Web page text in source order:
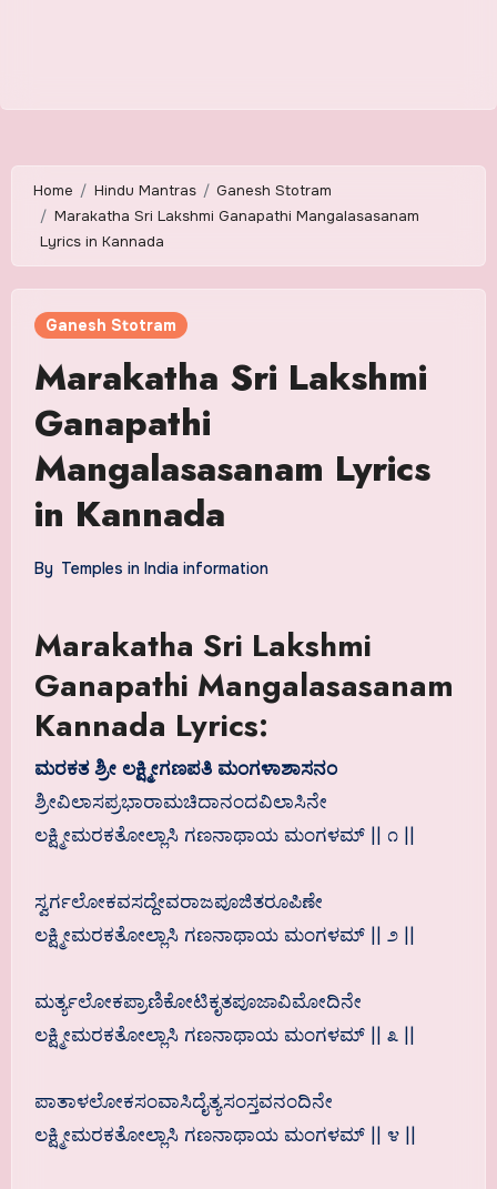
Home Hindu Mantras
Ganesh Stotram
Marakatha Sri Lakshmi Ganapathi Mangalasasanam
Lyrics in Kannada
Ganesh Stotram
Marakatha Sri Lakshmi
Ganapathi
Mangalasasanam Lyrics
in Kannada
By Temples in India information
Marakatha Sri Lakshmi
Ganapathi Mangalasasanam
Kannada Lyrics:
ಮರಕತ ಶ್ರೀ ಲಕ್ಷ್ಮೀಗಣಪತಿ ಮಂಗಳಾಶಾಸನಂ
ಶ್ರೀವಿಲಾಸಪ್ರಭಾರಾಮಚಿದಾನಂದವಿಲಾಸಿನೇ
ಲಕ್ಷ್ಮೀಮರಕತೋಲ್ಲಾಸಿ ಗಣನಾಥಾಯ ಮಂಗಳಮ್ || ೧ ||
ಸ್ವರ್ಗಲೋಕವಸದ್ದೇವರಾಜಪೂಜಿತರೂಪಿಣೇ
ಲಕ್ಷ್ಮೀಮರಕತೋಲ್ಲಾಸಿ ಗಣನಾಥಾಯ ಮಂಗಳಮ್ || ೨ ||
ಮರ್ತ್ಯಲೋಕಪ್ರಾಣಿಕೋಟಿಕೃತಪೂಜಾವಿಮೋದಿನೇ
ಲಕ್ಷ್ಮೀಮರಕತೋಲ್ಲಾಸಿ ಗಣನಾಥಾಯ ಮಂಗಳಮ್ || ೩ ||
ಪಾತಾಳಲೋಕಸಂವಾಸಿದೈತ್ಯಸಂಸ್ತವನಂದಿನೇ
ಲಕ್ಷ್ಮೀಮರಕತೋಲ್ಲಾಸಿ ಗಣನಾಥಾಯ ಮಂಗಳಮ್ || ೪ ||